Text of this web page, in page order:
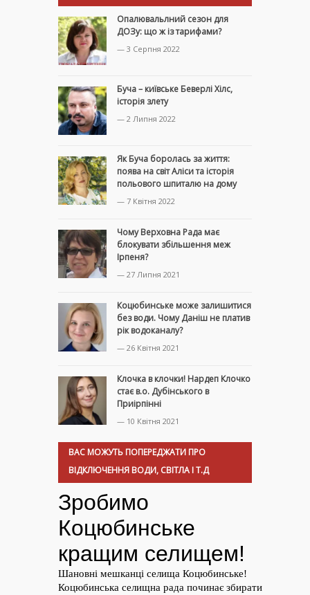
Опалювальлний сезон для
ДОЗу: що ж із тарифами?
— 3 Серпня 2022
Буча – київське Беверлі Хілс,
історія злету
— 2 Липня 2022
Як Буча боролась за життя:
поява на світ Аліси та історія
польового шпиталю на дому
— 7 Квітня 2022
Чому Верховна Рада має
блокувати збільшення меж
Ірпеня?
— 27 Липня 2021
Коцюбинське може залишитися
без води. Чому Даніш не платив
рік водоканалу?
— 26 Квітня 2021
Клочка в клочки! Нардеп Клочко
стає в.о. Дубінського в
Приірпінні
— 10 Квітня 2021
ВАС МОЖУТЬ ПОПЕРЕДЖАТИ ПРО
ВІДКЛЮЧЕННЯ ВОДИ, СВІТЛА І Т.Д